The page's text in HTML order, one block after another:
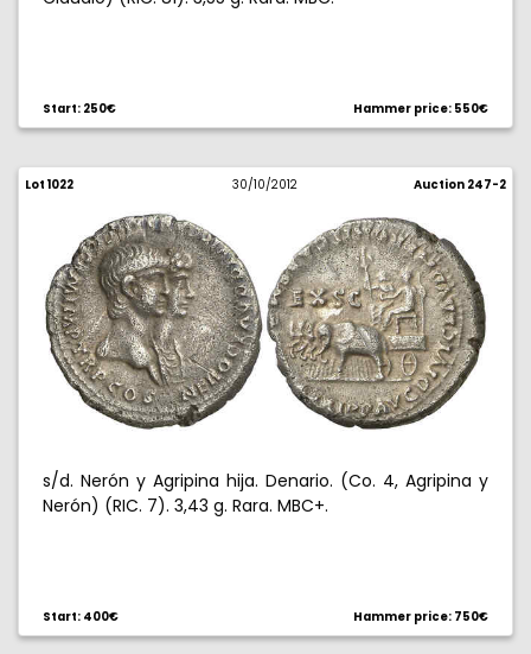
Start: 250€ Hammer price: 550€
Lot 1022 30/10/2012 Auction 247-2
s/d. Nerón y Agripina hija. Denario. (Co. 4, Agripina y
Nerón) (RIC. 7). 3,43 g. Rara. MBC+.
Start: 400€ Hammer price: 750€